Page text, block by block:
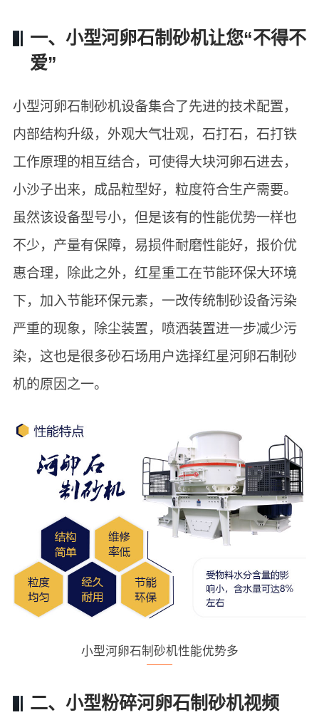
一、小型河卵石制砂机让您“不得不
爱”
小型河卵石制砂机设备集合了先进的技术配置，
内部结构升级，外观大气壮观，石打石，石打铁
工作原理的相互结合，可使得大块河卵石进去，
小沙子出来，成品粒型好，粒度符合生产需要。
虽然该设备型号小，但是该有的性能优势一样也
不少，产量有保障，易损件耐磨性能好，报价优
惠合理，除此之外，红星重工在节能环保大环境
下，加入节能环保元素，一改传统制砂设备污染
严重的现象，除尘装置，喷洒装置进一步减少污
染，这也是很多砂石场用户选择红星河卵石制砂
机的原因之一。
小型河卵石制砂机性能优势多
二、小型粉碎河卵石制砂机视频